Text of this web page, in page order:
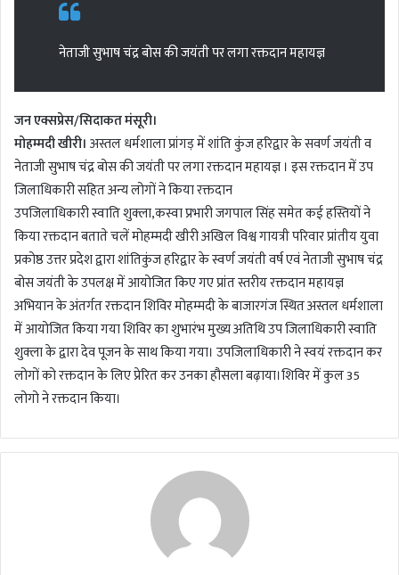
e
a
i
नेताजी सुभाष चंद्र बोस की जयंती पर लगा रक्तदान महायज्ञ
जन एक्सप्रेस/सिदाकत मंसूरी।
मोहम्मदी खीरी। अस्तल धर्मशाला प्रांगड़ में शांति कुंज हरिद्वार के सवर्ण जयंती व
नेताजी सुभाष चंद्र बोस की जयंती पर लगा रक्तदान महायज्ञ । इस रक्तदान में उप
जिलाधिकारी सहित अन्य लोगों ने किया रक्तदान
उपजिलाधिकारी स्वाति शुक्ला,कस्वा प्रभारी जगपाल सिंह समेत कई हस्तियों ने
किया रक्तदान बताते चलें मोहम्मदी खीरी अखिल विश्व गायत्री परिवार प्रांतीय युवा
प्रकोष्ठ उत्तर प्रदेश द्वारा शांतिकुंज हरिद्वार के स्वर्ण जयंती वर्ष एवं नेताजी सुभाष चंद्र
बोस जयंती के उपलक्ष में आयोजित किए गए प्रांत स्तरीय रक्तदान महायज्ञ
अभियान के अंतर्गत रक्तदान शिविर मोहम्मदी के बाजारगंज स्थित अस्तल धर्मशाला
में आयोजित किया गया शिविर का शुभारंभ मुख्य अतिथि उप जिलाधिकारी स्वाति
शुक्ला के द्वारा देव पूजन के साथ किया गया। उपजिलाधिकारी ने स्वयं रक्तदान कर
लोगों को रक्तदान के लिए प्रेरित कर उनका हौसला बढ़ाया।शिविर में कुल 35
लोगो ने रक्तदान किया।